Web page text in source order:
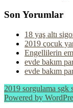
Son Yorumlar
18 yaş altı
2019 çocuk
Engellilerin
evde bakım
evde bakım
2019 sorgulama
Powered by